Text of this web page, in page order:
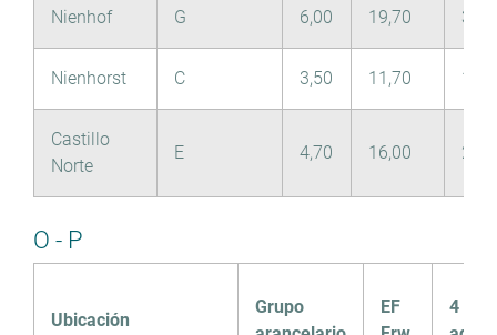
Nienhof G 6,00 19,70 3,30
Nienhorst C 3,50 11,70 1,90
Castillo
Norte
E 4,70 16,00 2,70
O - P
Ubicación
Grupo
EF
4